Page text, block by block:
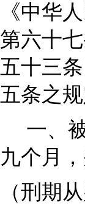
《中华
第六十
五十三
五条之
一、
九个月
（刑期